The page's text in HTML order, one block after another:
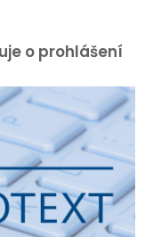
o prohlášení